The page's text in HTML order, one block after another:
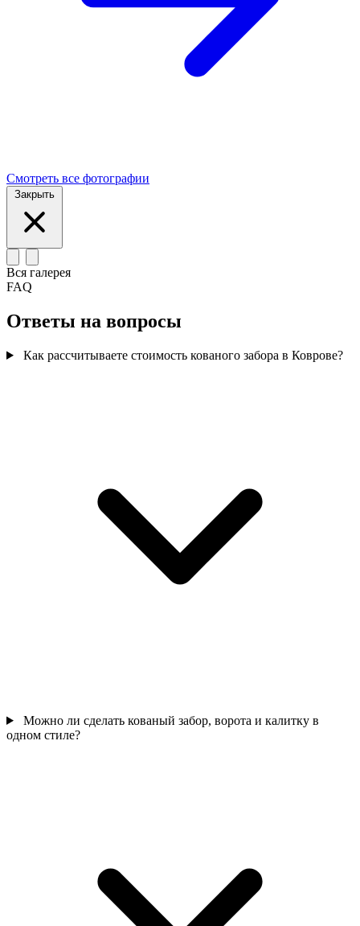
Смотреть все фотографии
Закрыть
Вся галерея
FAQ
Ответы на вопросы
Как рассчитываете стоимость кованого забора в Коврове?
Можно ли сделать кованый забор, ворота и калитку в
одном стиле?